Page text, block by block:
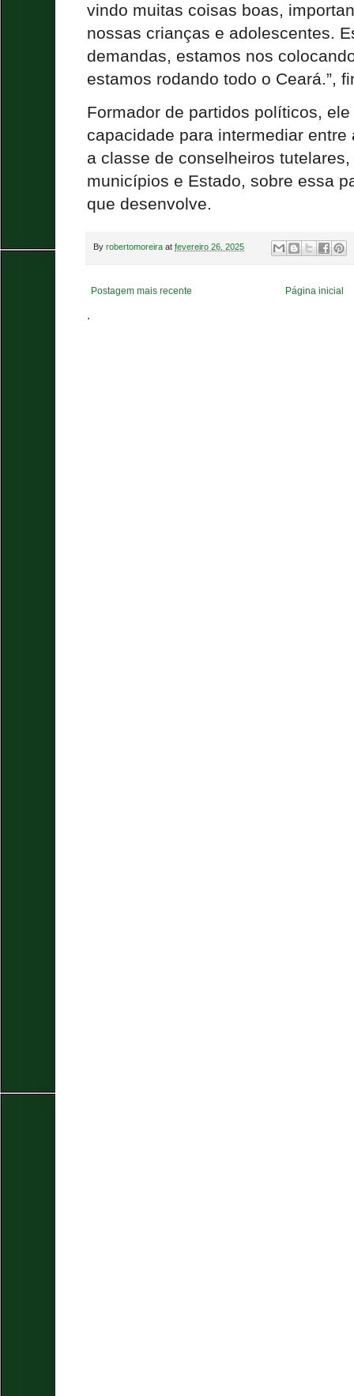
vindo muitas coisas boas,
nossas crianças e adolescentes.
demandas, estamos nos
estamos rodando todo o Ceará.”,
Formador de partidos políticos,
capacidade para intermediar
a classe de conselheiros
municípios e Estado, sobre essa
que desenvolve.
By robertomoreira at fevereiro 26, 2025
Postagem mais recente Página inicial
.